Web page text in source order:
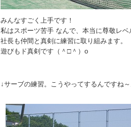
みんなすごく上手です！
私はスポーツ苦手 なんで、本当に尊敬レベ
社長も仲間と真剣に練習に取り組みます。
遊びもド真剣です（＾□＾）o
↓サーブの練習。こうやってするんですね～